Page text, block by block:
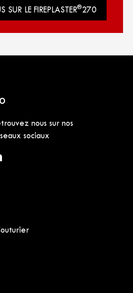
SUR LE FIREPLASTER®270
nous sur nos
sociaux